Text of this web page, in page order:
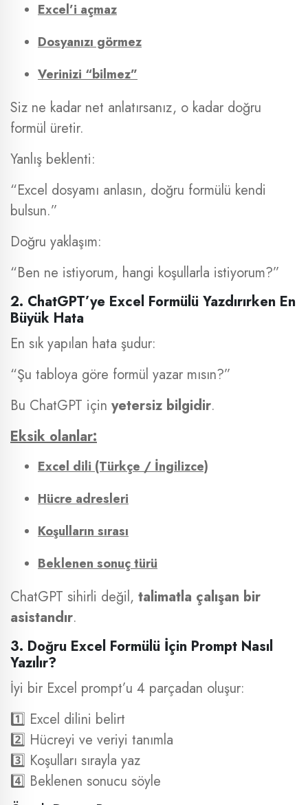
Excel’i açmaz
Dosyanızı görmez
Verinizi “bilmez”
Siz ne kadar net anlatırsanız, o kadar doğru
formül üretir.
Yanlış beklenti:
“Excel dosyamı anlasın, doğru formülü kendi
bulsun.”
Doğru yaklaşım:
“Ben ne istiyorum, hangi koşullarla istiyorum?”
2. ChatGPT’ye Excel Formülü Yazdırırken En
Büyük Hata
En sık yapılan hata şudur:
“Şu tabloya göre formül yazar mısın?”
Bu ChatGPT için yetersiz bilgidir.
Eksik olanlar:
Excel dili (Türkçe / İngilizce)
Hücre adresleri
Koşulların sırası
Beklenen sonuç türü
ChatGPT sihirli değil, talimatla çalışan bir
asistandır.
3. Doğru Excel Formülü İçin Prompt Nasıl
Yazılır?
İyi bir Excel prompt’u 4 parçadan oluşur:
1️⃣ Excel dilini belirt
2️⃣ Hücreyi ve veriyi tanımla
3️⃣ Koşulları sırayla yaz
4️⃣ Beklenen sonucu söyle